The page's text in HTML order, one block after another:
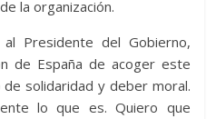
la organización.
al Presidente del Gobierno,
de España de acoger este
solidaridad y deber moral.
lo que es. Quiero que